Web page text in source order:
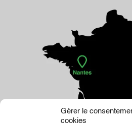
Gérer le
cookies